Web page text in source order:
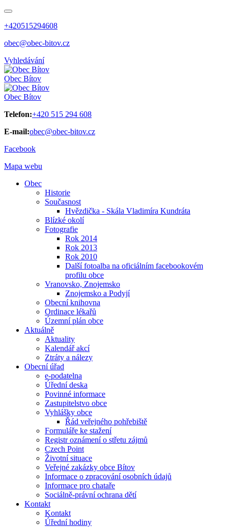
+420515294608
obec@obec-bitov.cz
Vyhledávání
Obec Bítov
Obec Bítov
Telefon:+420 515 294 608
E-mail:obec@obec-bitov.cz
Facebook
Mapa webu
Obec
Historie
Současnost
Hvězdička - Skála Vladimíra Kundráta
Blízké okolí
Fotografie
Rok 2014
Rok 2013
Rok 2010
Další fotoalba na oficiálním facebookovém
profilu obce
Vranovsko, Znojemsko
Znojemsko a Podyjí
Obecní knihovna
Ordinace lékařů
Územní plán obce
Aktuálně
Aktuality
Kalendář akcí
Ztráty a nálezy
Obecní úřad
e-podatelna
Úřední deska
Povinné informace
Zastupitelstvo obce
Vyhlášky obce
Řád veřejného pohřebiště
Formuláře ke stažení
Registr oznámení o střetu zájmů
Czech Point
Životní situace
Veřejné zakázky obce Bítov
Informace o zpracování osobních údajů
Informace pro chataře
Sociálně-právní ochrana dětí
Kontakt
Kontakt
Úřední hodiny